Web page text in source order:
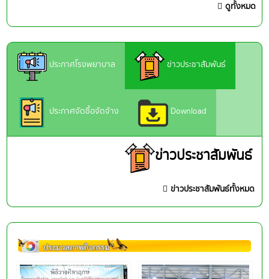
ดูทั้งหมด
ประกาศโรงพยาบาล ข่าวประชาสัมพันธ์
ประกาศจัดซื้อจัดจ้าง Download
ข่าวประชาสัมพันธ์
ข่าวประชาสัมพันธ์ทั้งหมด